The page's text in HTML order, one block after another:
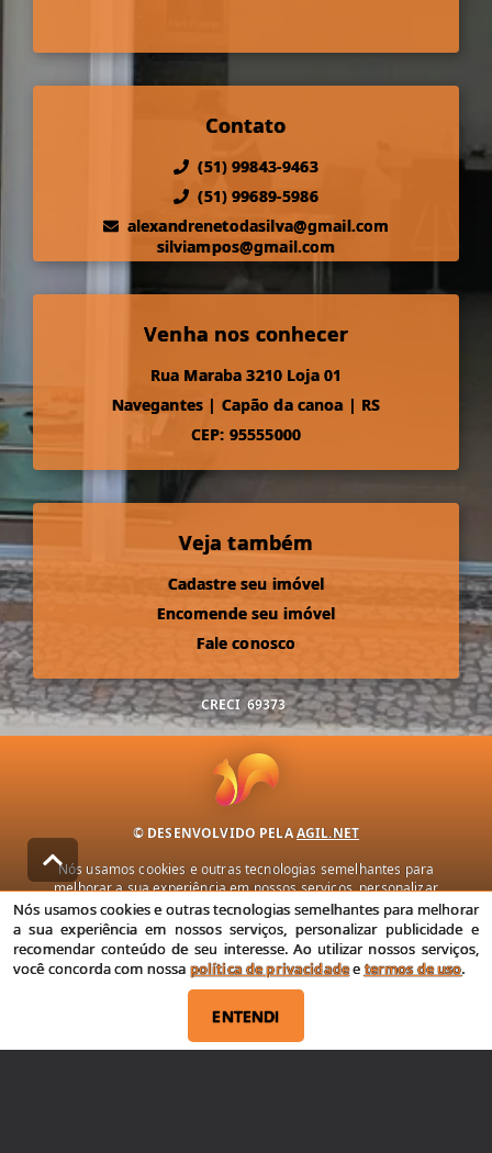
Contato
(51) 99843-9463
(51) 99689-5986
alexandrenetodasilva@gmail.com
silviampos@gmail.com
Venha nos conhecer
Rua Maraba 3210 Loja 01
Navegantes | Capão da canoa | RS
CEP: 95555000
Veja também
Cadastre seu imóvel
Encomende seu imóvel
Fale conosco
CRECI 69373
© DESENVOLVIDO PELAAGIL.NET
Nós usamos cookies e outras tecnologias semelhantes para
melhorar a sua experiência em nossos serviços, personalizar
publicidade e recomendar conteúdo de seu interesse. Ao utilizar
nossos serviços, você concorda com nossa política de privacidade e
termos de uso.
Política de Privacidade Termos de uso
Nós usamos cookies e outras tecnologias semelhantes para melhorar
a sua experiência em nossos serviços, personalizar publicidade e
recomendar conteúdo de seu interesse. Ao utilizar nossos serviços,
você concorda com nossa política de privacidadeetermos de uso.
ENTENDI